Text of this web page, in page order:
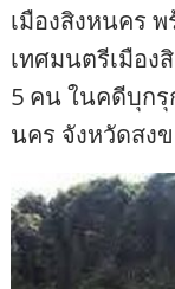
เมืองสิงหนคร
เทศมนตรีเมือ
5 คน ในคดีบุก
นคร จังหวัดสง